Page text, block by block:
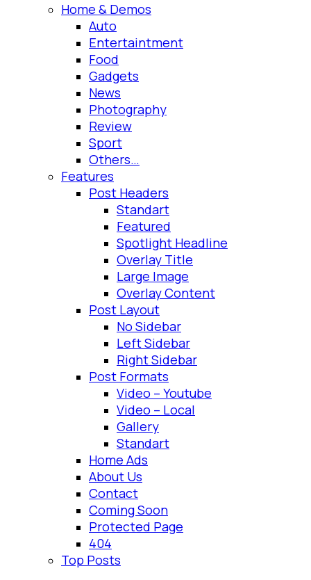
Home & Demos
Auto
Entertaintment
Food
Gadgets
News
Photography
Review
Sport
Others…
Features
Post Headers
Standart
Featured
Spotlight Headline
Overlay Title
Large Image
Overlay Content
Post Layout
No Sidebar
Left Sidebar
Right Sidebar
Post Formats
Video – Youtube
Video – Local
Gallery
Standart
Home Ads
About Us
Contact
Coming Soon
Protected Page
404
Top Posts